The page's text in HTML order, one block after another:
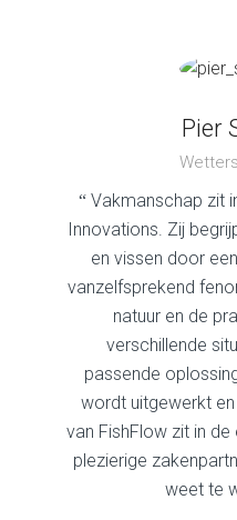
Pier
“ Vakmanschap zit
Innovations. Zij
en vissen door
vanzelfsprekend
natuur en de
verschillende
passende
wordt uitgewerkt
van FishFlow zit in
plezierige
weet te